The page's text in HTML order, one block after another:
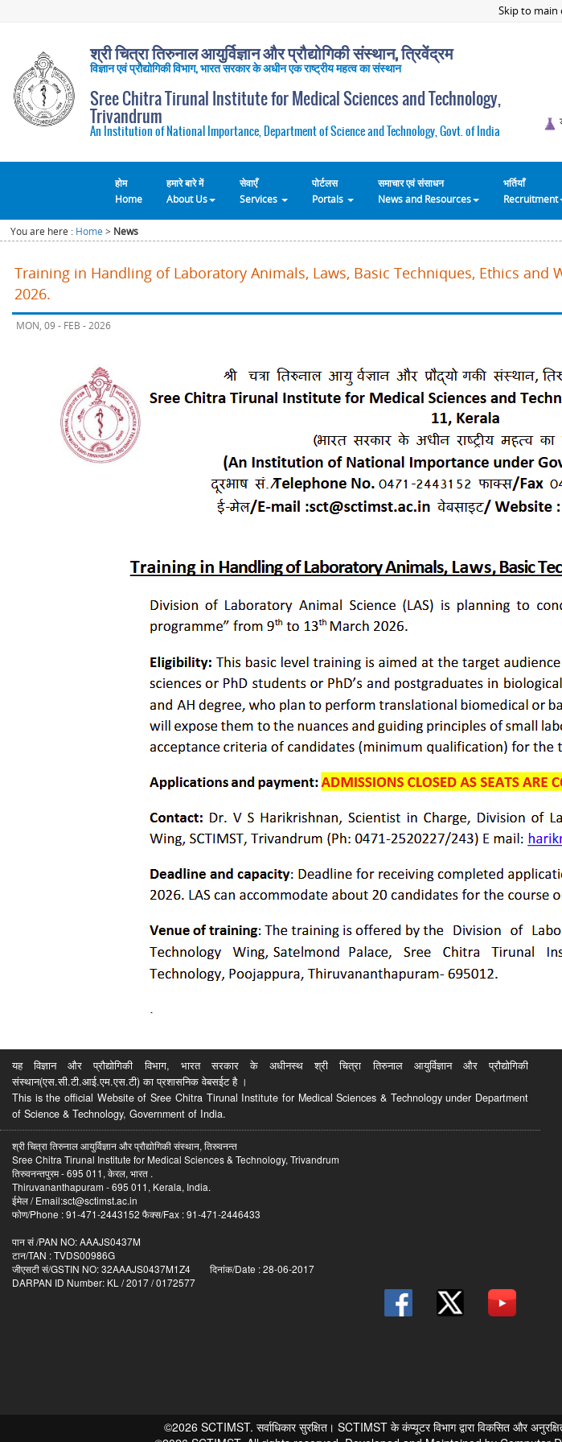
Skip to main
श्री चित्रा तिरुनाल आयुर्विज्ञान और प्रौद्योगिकी संस्थान, त्रिवेंद्रम
विज्ञान एवं प्रौद्योगिकी विभाग, भारत सरकार के अधीन एक राष्ट्रीय महत्व का संस्थान
Sree Chitra Tirunal Institute for Medical Sciences and Technology,
Trivandrum
An Institution of National Importance, Department of Science and Technology, Govt. of India
होम
Home
हमारे बारे में
About Us
सेवाएँ
Services
पोर्टलस
Portals
समाचार एवं संसाधन
News and Resources
भर्तियाँ
Recruitment
You are here : Home > News
Training in Handling of Laboratory Animals, Laws, Basic Techniques, Ethics and
2026.
MON, 09 - FEB - 2026
यह विज्ञान और प्रौद्योगिकी विभाग, भारत सरकार के अधीनस्थ श्री चित्रा तिरुनाल आयुर्विज्ञान और प्रौद्योगिकी
संस्थान(एस.सी.टी.आई.एम.एस.टी) का प्रशासनिक वेबसईट है ।
This is the official Website of Sree Chitra Tirunal Institute for Medical Sciences & Technology under Department
of Science & Technology, Government of India.
श्री चित्रा तिरुनाल आयुर्विज्ञान और प्रौद्योगिकी संस्थान, तिरुवनन्त
Sree Chitra Tirunal Institute for Medical Sciences & Technology, Trivandrum
तिरुवनन्तपुरम - 695 011, केरल, भारत .
Thiruvananthapuram - 695 011, Kerala, India.
ईमेल / Email:sct@sctimst.ac.in
फोण/Phone : 91-471-2443152 फैक्स/Fax : 91-471-2446433
पान सं /PAN NO: AAAJS0437M
टान/TAN : TVDS00986G
जीएसटी सं/GSTIN NO: 32AAAJS0437M1Z4 दिनांक/Date : 28-06-2017
DARPAN ID Number: KL / 2017 / 0172577
©2026 SCTIMST. सर्वाधिकार सुरक्षित। SCTIMST के कंप्यूटर विभाग द्वारा विकसित और